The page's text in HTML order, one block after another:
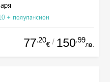
+ полупансион
77.20
€ / 150.99
лв.